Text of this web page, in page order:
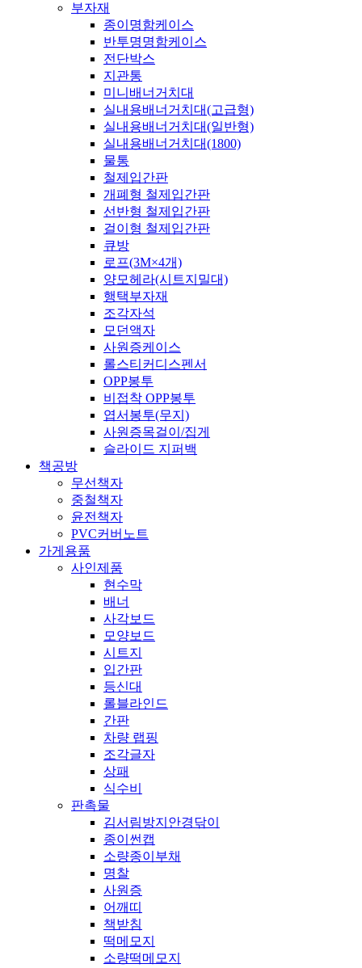
부자재
종이명함케이스
반투명명함케이스
전단박스
지관통
미니배너거치대
실내용배너거치대(고급형)
실내용배너거치대(일반형)
실내용배너거치대(1800)
물통
철제입간판
개폐형 철제입간판
선반형 철제입간판
걸이형 철제입간판
큐방
로프(3M×4개)
양모헤라(시트지밀대)
행택부자재
조각자석
모던액자
사원증케이스
롤스티커디스펜서
OPP봉투
비접착 OPP봉투
엽서봉투(무지)
사원증목걸이/집게
슬라이드 지퍼백
책공방
무선책자
중철책자
윤전책자
PVC커버노트
가게용품
사인제품
현수막
배너
사각보드
모양보드
시트지
입간판
등신대
롤블라인드
간판
차량 랩핑
조각글자
상패
식수비
판촉물
김서림방지안경닦이
종이썬캡
소량종이부채
명찰
사원증
어깨띠
책받침
떡메모지
소량떡메모지